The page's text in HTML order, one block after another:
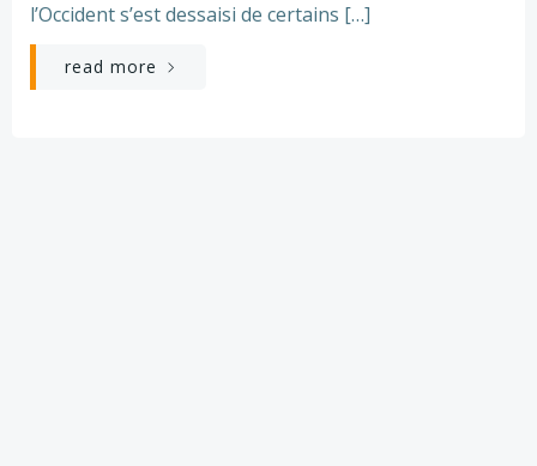
l’Occident s’est dessaisi de certains […]
read more